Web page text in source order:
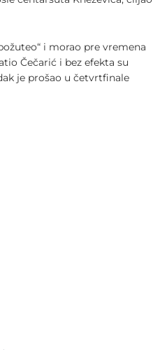
i morao pre vremena
Čečarić i bez efekta su
je prošao u četvrtfinale